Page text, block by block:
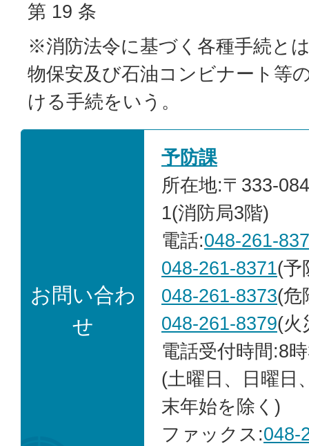
第 19 条
※消防法令に基づく各種手続と
物保安及び石油コンビナート等
ける手続をいう。
お問い合わ
せ
予防課
所在地:〒333-
1(消防局3階)
電話:048-261-
048-261-8371(予
048-261-8373(危
048-261-8379(火
電話受付時間:8
(土曜日、日曜日
末年始を除く)
ファックス:048-